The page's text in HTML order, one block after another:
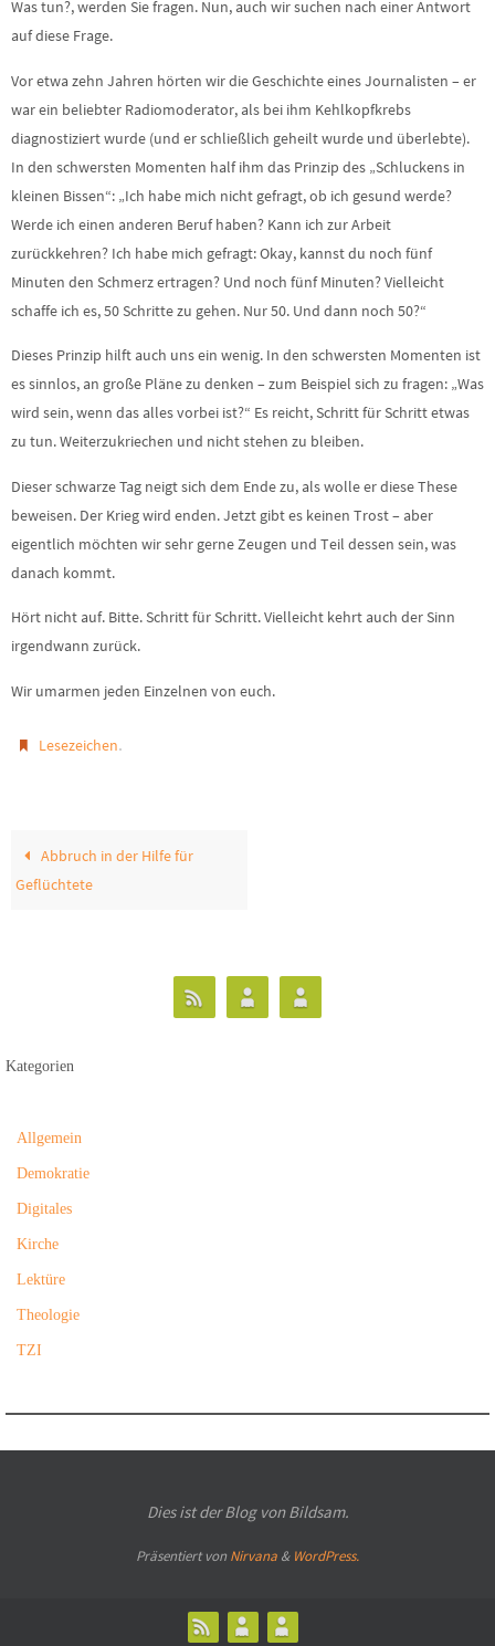
Was tun?, werden Sie fragen. Nun, auch wir suchen nach einer Antwort
auf diese Frage.
Vor etwa zehn Jahren hörten wir die Geschichte eines Journalisten – er
war ein beliebter Radiomoderator, als bei ihm Kehlkopfkrebs
diagnostiziert wurde (und er schließlich geheilt wurde und überlebte).
In den schwersten Momenten half ihm das Prinzip des „Schluckens in
kleinen Bissen“: „Ich habe mich nicht gefragt, ob ich gesund werde?
Werde ich einen anderen Beruf haben? Kann ich zur Arbeit
zurückkehren? Ich habe mich gefragt: Okay, kannst du noch fünf
Minuten den Schmerz ertragen? Und noch fünf Minuten? Vielleicht
schaffe ich es, 50 Schritte zu gehen. Nur 50. Und dann noch 50?“
Dieses Prinzip hilft auch uns ein wenig. In den schwersten Momenten ist
es sinnlos, an große Pläne zu denken – zum Beispiel sich zu fragen: „Was
wird sein, wenn das alles vorbei ist?“ Es reicht, Schritt für Schritt etwas
zu tun. Weiterzukriechen und nicht stehen zu bleiben.
Dieser schwarze Tag neigt sich dem Ende zu, als wolle er diese These
beweisen. Der Krieg wird enden. Jetzt gibt es keinen Trost – aber
eigentlich möchten wir sehr gerne Zeugen und Teil dessen sein, was
danach kommt.
Hört nicht auf. Bitte. Schritt für Schritt. Vielleicht kehrt auch der Sinn
irgendwann zurück.
Wir umarmen jeden Einzelnen von euch.
Lesezeichen.
Abbruch in der Hilfe für
Geflüchtete
Kategorien
Allgemein
Demokratie
Digitales
Kirche
Lektüre
Theologie
TZI
Dies ist der Blog von Bildsam.
Präsentiert von Nirvana & WordPress.